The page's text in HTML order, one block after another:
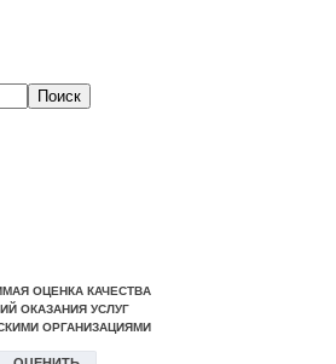
Поиск